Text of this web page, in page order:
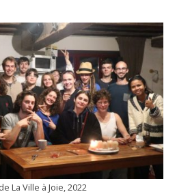
La Ville à Joie, 2022